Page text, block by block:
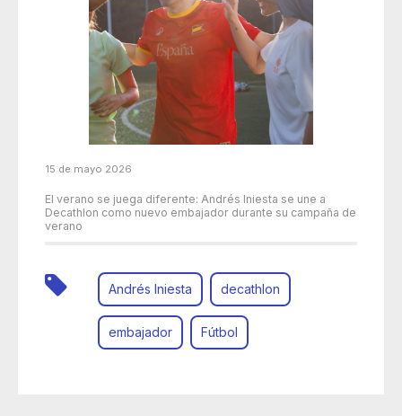
15 de mayo 2026
El verano se juega diferente: Andrés Iniesta se une a
Decathlon como nuevo embajador durante su campaña de
verano
Andrés Iniesta decathlon
embajador Fútbol